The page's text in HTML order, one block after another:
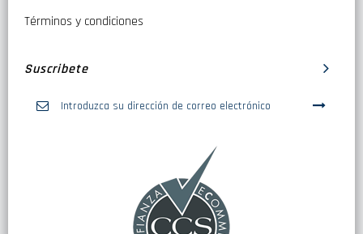
Términos y condiciones
Suscribete